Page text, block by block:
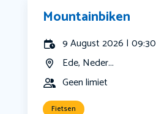
Mountainbiken
9 August 2026 | 09:30
Ede, Neder...
Geen limiet
Fietsen